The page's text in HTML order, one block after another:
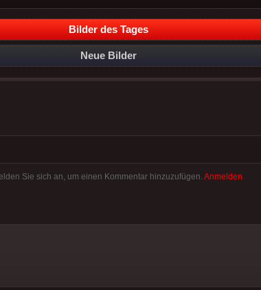
Bilder des Tages
Neue Bilder
Sie sich an, um einen Kommentar hinzuzufügen. Anmelden